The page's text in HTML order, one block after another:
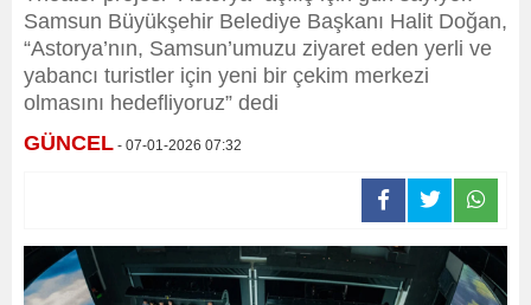
Samsun Büyükşehir Belediye Başkanı Halit Doğan,
“Astorya’nın, Samsun’umuzu ziyaret eden yerli ve
yabancı turistler için yeni bir çekim merkezi
olmasını hedefliyoruz” dedi
GÜNCEL - 07-01-2026 07:32